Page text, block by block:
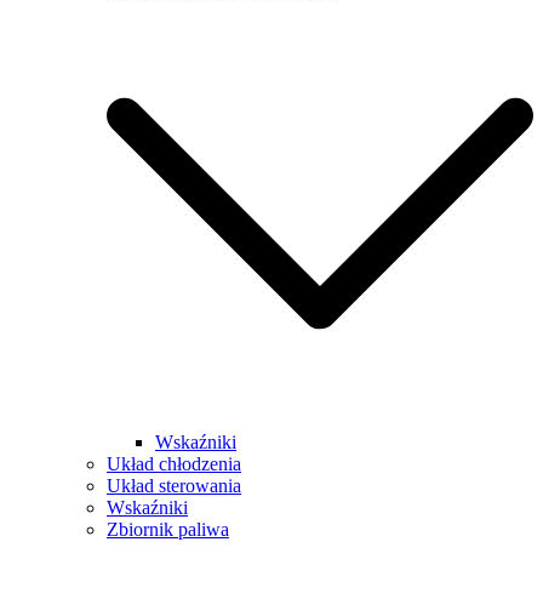
Wskaźniki
Układ chłodzenia
Układ sterowania
Wskaźniki
Zbiornik paliwa